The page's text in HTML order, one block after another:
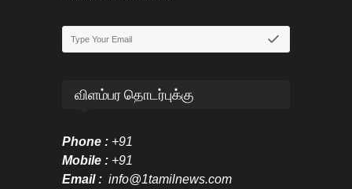
விளம்பர தொடர்புக்கு
Phone : +91
Mobile : +91
Email : info@1tamilnews.com